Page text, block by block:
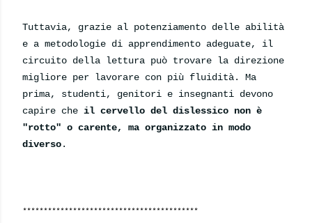
Tuttavia, grazie al potenziamento delle abilità
e a metodologie di apprendimento adeguate, il
circuito della lettura può trovare la direzione
migliore per lavorare con più fluidità. Ma
prima, studenti, genitori e insegnanti devono
capire che il cervello del dislessico non è
"rotto" o carente, ma organizzato in modo
diverso.
******************************************